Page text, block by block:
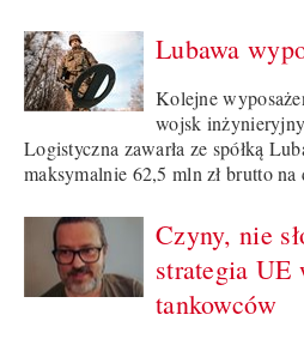
Lubawa
Kolejne
wojsk
Logistyczna zawarła ze spółką
maksymalnie 62,5 mln zł brutto na
Czyny, nie
strategia UE
tankowców